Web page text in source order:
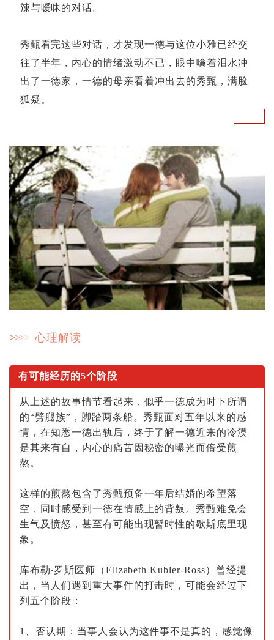
辣与暧昧的对话。
秀甄看完这些对话，才发现一德与这位小雅已经交
往了半年，内心的情绪激动不已，眼中噙着泪水冲
出了一德家，一德的母亲看着冲出去的秀甄，满脸
狐疑。
>>>> 心理解读
有可能经历的5个阶段
从上述的故事情节看起来，似乎一德成为时下所谓
的“劈腿族”，脚踏两条船。秀甄面对五年以来的感
情，在知悉一德出轨后，终于了解一德近来的冷漠
是其来有自，内心的痛苦因秘密的曝光而倍受煎
熬。
这样的煎熬包含了秀甄预备一年后结婚的希望落
空，同时感受到一德在情感上的背叛。秀甄难免会
生气及愤怒，甚至有可能出现暂时性的歇斯底里现
象。
库布勒‧罗斯医师（Elizabeth Kubler-Ross）曾经提
出，当人们遇到重大事件的打击时，可能会经过下
列五个阶段：
1
、否认期：当事人会认为这件事不是真的，感觉像